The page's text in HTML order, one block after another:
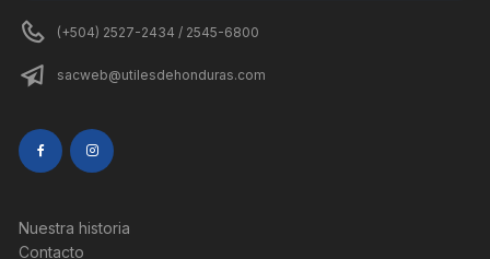
(+504) 2527-2434 / 2545-6800
sacweb@utilesdehonduras.com
Nuestra historia
Contacto